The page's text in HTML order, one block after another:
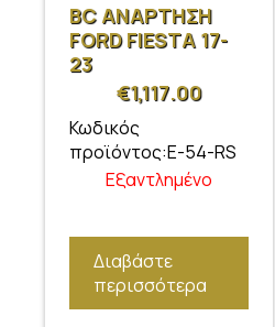
BC ΑΝΑΡΤΗΣΗ
FORD FIESTA 17-
23
€1,117.00
Κωδικός
προϊόντος:E-54-RS
Εξαντλημένο
Διαβάστε
περισσότερα